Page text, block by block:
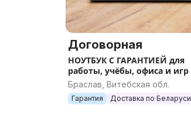
Договорная
НОУТБУК С ГАРАНТИЕЙ для
работы, учёбы, офиса и игр
Браслав, Витебская обл.
Гарантия Доставка по Беларуси